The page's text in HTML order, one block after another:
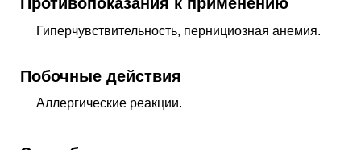
Гиперчувствительность, пернициозная анемия.
Побочные действия
Аллергические реакции.